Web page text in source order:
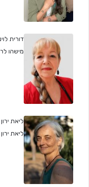
דורית
מישהו
ליאת ירון I סטודיו ליוגה תרפיה בנס ציונה
ליאת